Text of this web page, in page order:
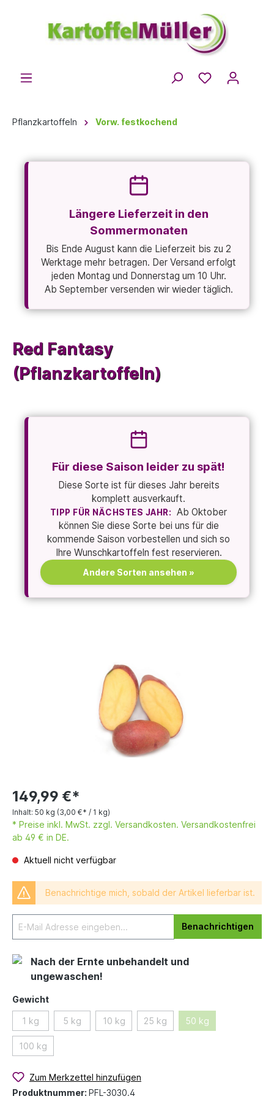
Pflanzkartoffeln Vorw. festkochend
Längere Lieferzeit in den
Sommermonaten
Bis Ende August kann die Lieferzeit bis zu 2
Werktage mehr betragen. Der Versand erfolgt
jeden Montag und Donnerstag um 10 Uhr.
Ab September versenden wir wieder täglich.
Red Fantasy
(Pflanzkartoffeln)
Für diese Saison leider zu spät!
Diese Sorte ist für dieses Jahr bereits
komplett ausverkauft.
TIPP FÜR NÄCHSTES JAHR:
Ab Oktober
können Sie diese Sorte bei uns für die
kommende Saison vorbestellen und sich so
Ihre Wunschkartoffeln fest reservieren.
Andere Sorten ansehen »
149,99 €*
Inhalt: 50 kg (3,00 €* / 1 kg)
* Preise inkl. MwSt. zzgl. Versandkosten. Versandkostenfrei
ab 49 € in DE.
Aktuell nicht verfügbar
Benachrichtige mich, sobald der Artikel lieferbar ist.
Benachrichtigen
Nach der Ernte unbehandelt und
ungewaschen!
Gewicht
1 kg 5 kg 10 kg 25 kg 50 kg
100 kg
Zum Merkzettel hinzufügen
Produktnummer: PFL-3030.4